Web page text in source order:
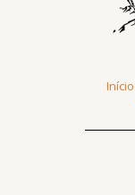
Início